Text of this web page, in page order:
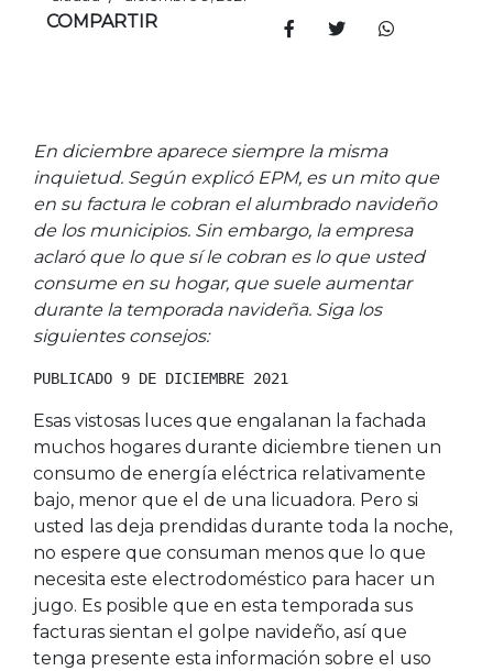
COMPARTIR
En diciembre aparece siempre la misma
inquietud. Según explicó EPM, es un mito que
en su factura le cobran el alumbrado navideño
de los municipios. Sin embargo, la empresa
aclaró que lo que sí le cobran es lo que usted
consume en su hogar, que suele aumentar
durante la temporada navideña. Siga los
siguientes consejos:
PUBLICADO 9 DE DICIEMBRE 2021
Esas vistosas luces que engalanan la fachada
muchos hogares durante diciembre tienen un
consumo de energía eléctrica relativamente
bajo, menor que el de una licuadora. Pero si
usted las deja prendidas durante toda la noche,
no espere que consuman menos que lo que
necesita este electrodoméstico para hacer un
jugo. Es posible que en esta temporada sus
facturas sientan el golpe navideño, así que
tenga presente esta información sobre el uso